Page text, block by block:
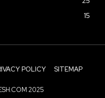
15
POLICY SITEMAP
2025